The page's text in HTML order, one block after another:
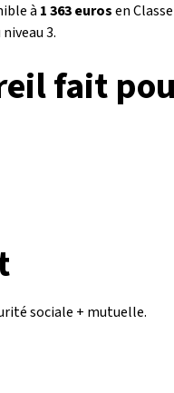
à 1 363 eurosen
3.
fait
sociale + mutuelle.